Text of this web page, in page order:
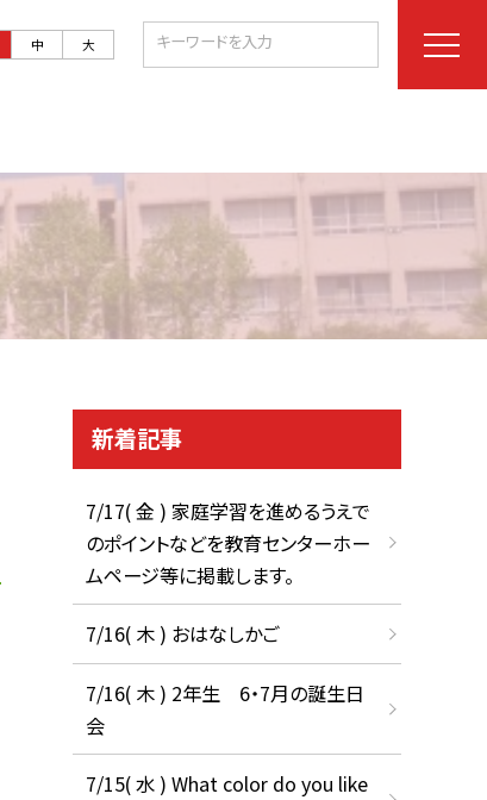
中 大
新着記事
7/17( 金 ) 家庭学習を進めるうえで
のポイントなどを教育センターホー
ムページ等に掲載します。
7/16( 木 ) おはなしかご
7/16( 木 ) 2年生 6・7月の誕生日
会
7/15( 水 ) What color do you like